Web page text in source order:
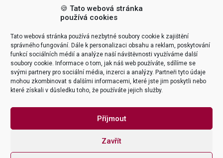
🍪 Tato webová stránka
používá cookies
Tato webová stránka používá nezbytné soubory cookie k zajištění
správného fungování. Dále k personalizaci obsahu a reklam, poskytování
funkcí sociálních médií a analýze naší návštěvnosti využíváme další
soubory cookie. Informace o tom, jak náš web používáte, sdílíme se
svými partnery pro sociální média, inzerci a analýzy. Partneři tyto údaje
mohou zkombinovat s dalšími informacemi, které jste jim poskytli nebo
které získali v důsledku toho, že používáte jejich služby.
Příjmout
Zavřít
Tomáš Pohanka
support & delivery
